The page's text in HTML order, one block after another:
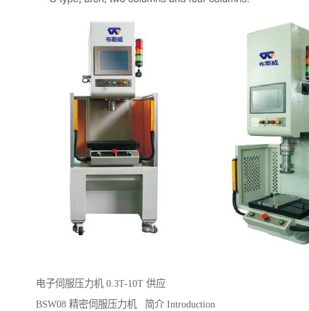
电子伺服压力机 0.3T-10T 供应
BSW08 精密伺服压力机 简介 Introduction